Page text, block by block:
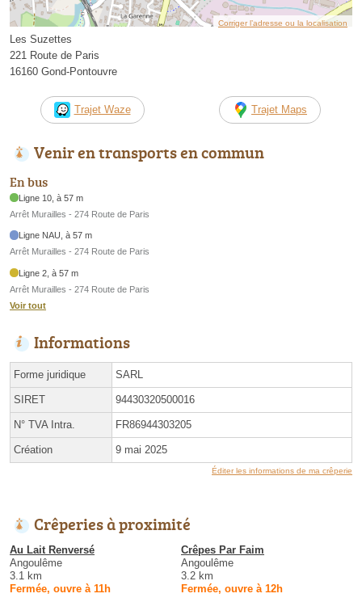
Corriger l’adresse ou la localisation
Les Suzettes
221 Route de Paris
16160 Gond-Pontouvre
Trajet Waze Trajet Maps
Venir en transports en commun
En bus
Ligne 10, à 57 m
Arrêt Murailles - 274 Route de Paris
Ligne NAU, à 57 m
Arrêt Murailles - 274 Route de Paris
Ligne 2, à 57 m
Arrêt Murailles - 274 Route de Paris
Voir tout
Informations
Forme juridique SARL
SIRET 94430320500016
N° TVA Intra. FR86944303205
Création 9 mai 2025
Éditer les informations de ma crêperie
Crêperies à proximité
Au Lait Renversé
Angoulême
3.1 km
Fermée, ouvre à 11h
Crêpes Par Faim
Angoulême
3.2 km
Fermée, ouvre à 12h